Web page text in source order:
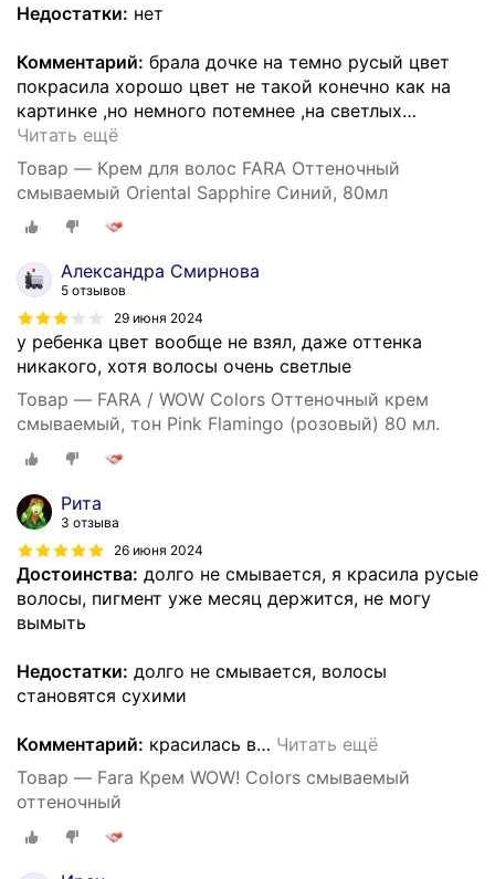
Недостатки: нет
Комментарий: брала дочке на темно русый цвет
покрасила хорошо цвет не такой конечно как на
картинке ,но немного потемнее ,на светлых…
Читать ещё
Товар — Крем для волос FARA Оттеночный
смываемый Oriental Sapphire Синий, 80мл
Александра Смирнова
5 отзывов
29 июня 2024
у ребенка цвет вообще не взял, даже оттенка
никакого, хотя волосы очень светлые
Товар — FARA / WOW Colors Оттеночный крем
смываемый, тон Pink Flamingo (розовый) 80 мл.
Рита
3 отзыва
26 июня 2024
Достоинства: долго не смывается, я красила русые
волосы, пигмент уже месяц держится, не могу
вымыть
Недостатки: долго не смывается, волосы
становятся сухими
Комментарий: красилась в… Читать ещё
Товар — Fara Крем WOW! Colors смываемый
оттеночный